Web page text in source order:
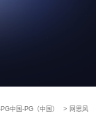
中国-PG（中国） > 网思风